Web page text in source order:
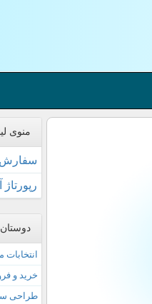
منوی
سفارش
دوستان
خرید و
طراحی